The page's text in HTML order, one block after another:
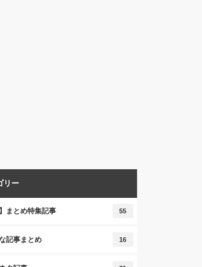
リー
まとめ特集記事 55
記事まとめ 16